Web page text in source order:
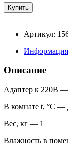
Артикул:
Информация
Описание
Адаптер к 220В
В комнате t, °С —
Вес, кг — 1
Влажность в